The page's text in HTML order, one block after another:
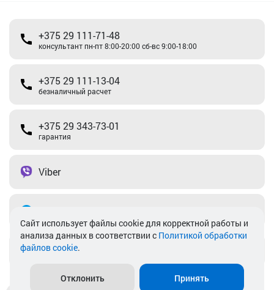
+375 29 111-71-48
консультант пн-пт 8:00-20:00 сб-вс 9:00-18:00
+375 29 111-13-04
безналичный расчет
+375 29 343-73-01
гарантия
Viber
info@akkamulik.by
Cайт использует файлы cookie для корректной работы и
анализа данных в соответствии с Политикой обработки
файлов cookie.
Отклонить Принять